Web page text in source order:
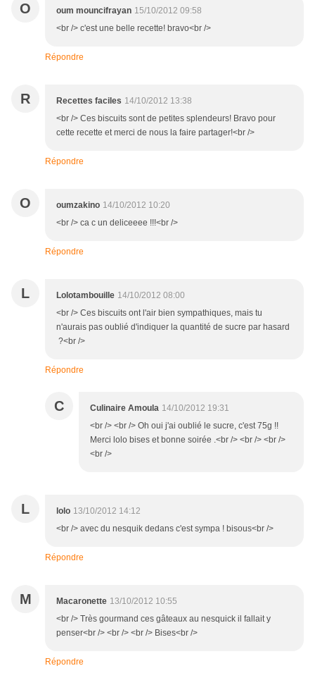
O oum mouncifrayan 15/10/2012 09:58
<br /> c'est une belle recette! bravo<br />
Répondre
R Recettes faciles 14/10/2012 13:38
<br /> Ces biscuits sont de petites splendeurs! Bravo pour
cette recette et merci de nous la faire partager!<br />
Répondre
O oumzakino 14/10/2012 10:20
<br /> ca c un deliceeee !!!<br />
Répondre
L Lolotambouille 14/10/2012 08:00
<br /> Ces biscuits ont l'air bien sympathiques, mais tu
n'aurais pas oublié d'indiquer la quantité de sucre par hasard
?<br />
Répondre
C Culinaire Amoula 14/10/2012 19:31
<br /> <br /> Oh oui j'ai oublié le sucre, c'est 75g !!
Merci lolo bises et bonne soirée .<br /> <br /> <br />
<br />
L lolo 13/10/2012 14:12
<br /> avec du nesquik dedans c'est sympa ! bisous<br />
Répondre
M Macaronette 13/10/2012 10:55
<br /> Très gourmand ces gâteaux au nesquick il fallait y
penser<br /> <br /> <br /> Bises<br />
Répondre